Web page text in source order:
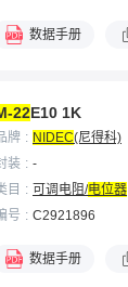
数据手册
22E10 1K
牌 NIDEC(尼得科)
装
-
目
可调电阻/电位器
号
C2921896
数据手册